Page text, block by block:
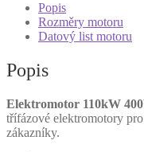
Popis
Rozměry motoru
Datový list motoru
Popis
Elektromotor 110kW
třífázové elektromotory
zákazníky.